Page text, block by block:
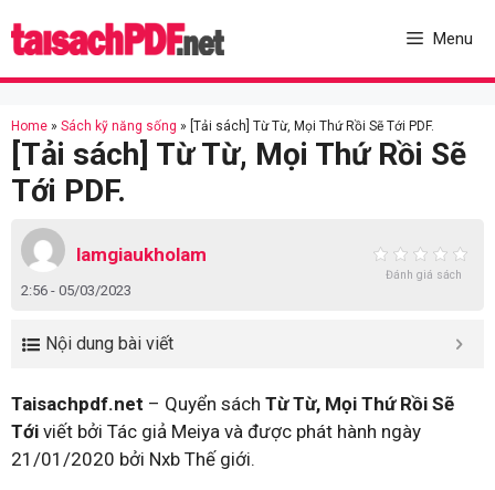
to
Menu
Home » Sách kỹ năng sống » [Tải sách] Từ Từ, Mọi Thứ Rồi Sẽ Tới PDF.
[Tải sách] Từ Từ, Mọi Thứ Rồi Sẽ
Tới PDF.
lamgiaukholam
2:56 - 05/03/2023
Đánh giá sách
Nội dung bài viết
Taisachpdf.net – Quyển sách Từ Từ, Mọi Thứ Rồi Sẽ
Tới viết bởi Tác giả Meiya và được phát hành ngày
21/01/2020 bởi Nxb Thế giới.